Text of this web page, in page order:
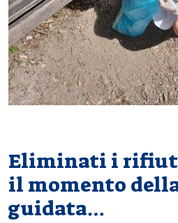
Eliminati i
il momento
guidata…